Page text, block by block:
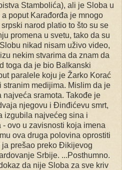
Stambolića), ali je Sloba u
poput Karađorđa je mnogo
narod platio to što su se
promena u svetu, tako da su
nikad nisam uživo video,
nekim stvarima da znam da
toga da je bio Balkanski
paralele koju je Žarko Korać
medijima. Mislim da je
sramota. Takođe je
njegovu i Đinđićevu smrt,
izgubila najvećeg sina i
ovo u zavisnosti koja imena
ova druga polovina oprostiti
ja prešao preko Đikijevog
Srbije. ...Posthumno.
da nije Sloba za sve kriv